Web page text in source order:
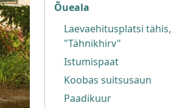
Õueala
Laevaehitusplatsi tähis,
"Tähnikhirv"
Istumispaat
Koobas suitsusaun
Paadikuur